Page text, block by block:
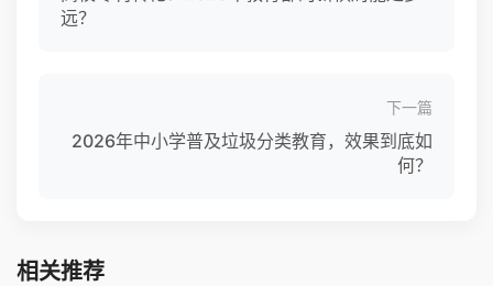
远？
下一篇
2026年中小学普及垃圾分类教育，效果到底如
何？
相关推荐